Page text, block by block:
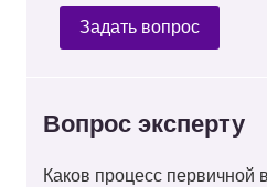
Задать вопрос
Вопрос эксперту
Каков процесс первичной